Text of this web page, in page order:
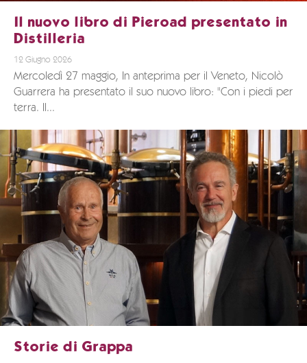
Il nuovo libro di Pieroad presentato in
Distilleria
12 Giugno 2026
Mercoledì 27 maggio, In anteprima per il Veneto, Nicolò
Guarrera ha presentato il suo nuovo libro: "Con i piedi per
terra. Il...
Storie di Grappa